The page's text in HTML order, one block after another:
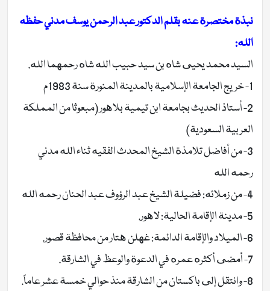
نبذة مختصرة عنه بقلم الدكتور عبد الرحمن يوسف مدني حفظه
الله:
السيد محمد يحيى شاه بن سيد حبيب الله شاه رحمهما الله.
1- خريج الجامعة الإسلامية بالمدينة المنورة سنة 1983م
2- أستاذ الحديث بجامعة ابن تيمية بلاهور (مبعوثا من المملكة
العربية السعودية)
3- من أفاضل تلامذة الشيخ المحدث الفقيه ثناء الله مدني
رحمه الله
4- من زملائه: فضيلة الشيخ عبد الرؤوف عبد الحنان رحمه الله
5- مدينة الإقامة الحالية: لاهور.
6- الميلاد والإقامة الدائمة: غهلن هتار من محافظة قصور.
7- أمضى أكثره عمره في الدعوة والوعظ في الشارقة.
8- وانتقل إلى باكستان من الشارقة منذ حوالي خمسة عشر عاماً.